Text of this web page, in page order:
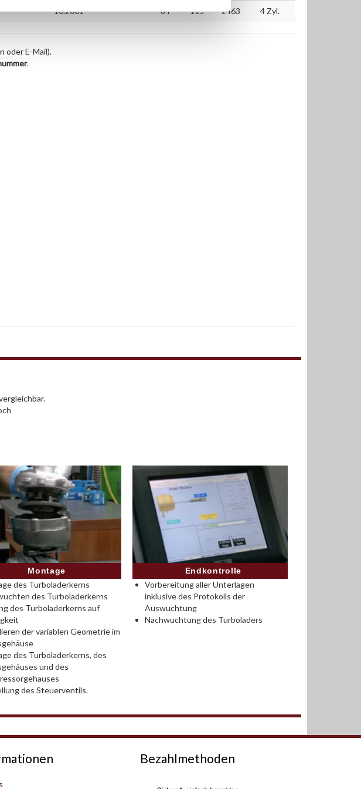
10.2001 84 115 2463 4 Zyl.
oder E-Mail).
.
Montage
des Turboladerkerns
des Turboladerkerns
des Turboladerkerns auf
der variablen Geometrie im
des Turboladerkerns, des
und des
des Steuerventils.
Endkontrolle
Vorbereitung aller Unterlagen
inklusive des Protokolls der
Auswuchtung
Nachwuchtung des Turboladers
Bezahlmethoden